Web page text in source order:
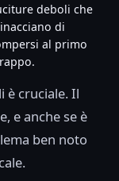
deboli che
di
al primo
è cruciale. Il
e anche se è
ben noto